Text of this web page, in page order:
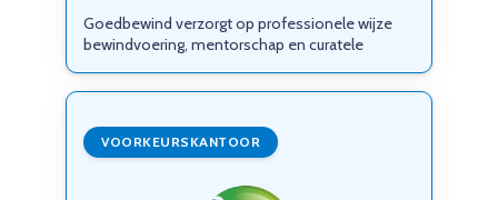
Goedbewind verzorgt op professionele wijze
bewindvoering, mentorschap en curatele
VOORKEURSKANTOOR